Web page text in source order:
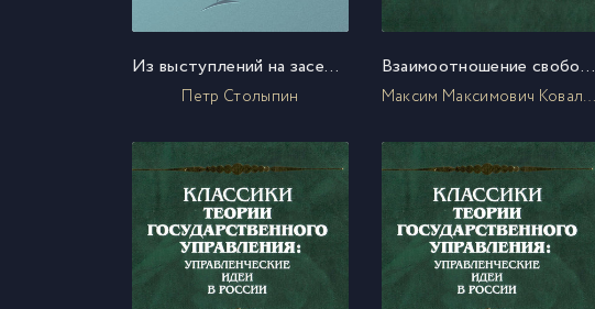
Из выступлений на заседаниях Государственной Думы
Петр Столыпин
Взаимоотношение свободы и общественной солидарности
Максим Максимович Ковалевский